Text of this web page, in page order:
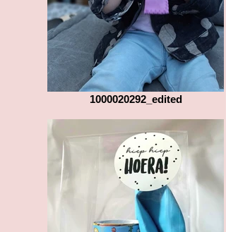
1000020292_edited